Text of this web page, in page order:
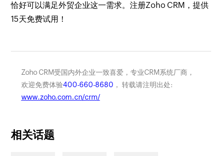
恰好可以满足外贸企业这一需求。注册Zoho CRM，提供
15天免费试用！
Zoho CRM受国内外企业一致喜爱，专业CRM系统厂商，
欢迎免费体验400-660-8680 ， 转载请注明出处:
www.zoho.com.cn/crm/
相关话题